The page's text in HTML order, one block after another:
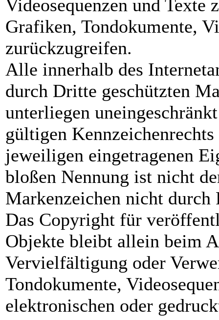
Videosequenzen und
Grafiken, Tondokumente,
zurückzugreifen.
Alle innerhalb des
durch Dritte geschützten
unterliegen
gültigen
jeweiligen eingetragenen
bloßen Nennung ist nicht
Markenzeichen nicht
Das Copyright für
Objekte bleibt allein beim
Vervielfältigung oder
Tondokumente,
elektronischen oder